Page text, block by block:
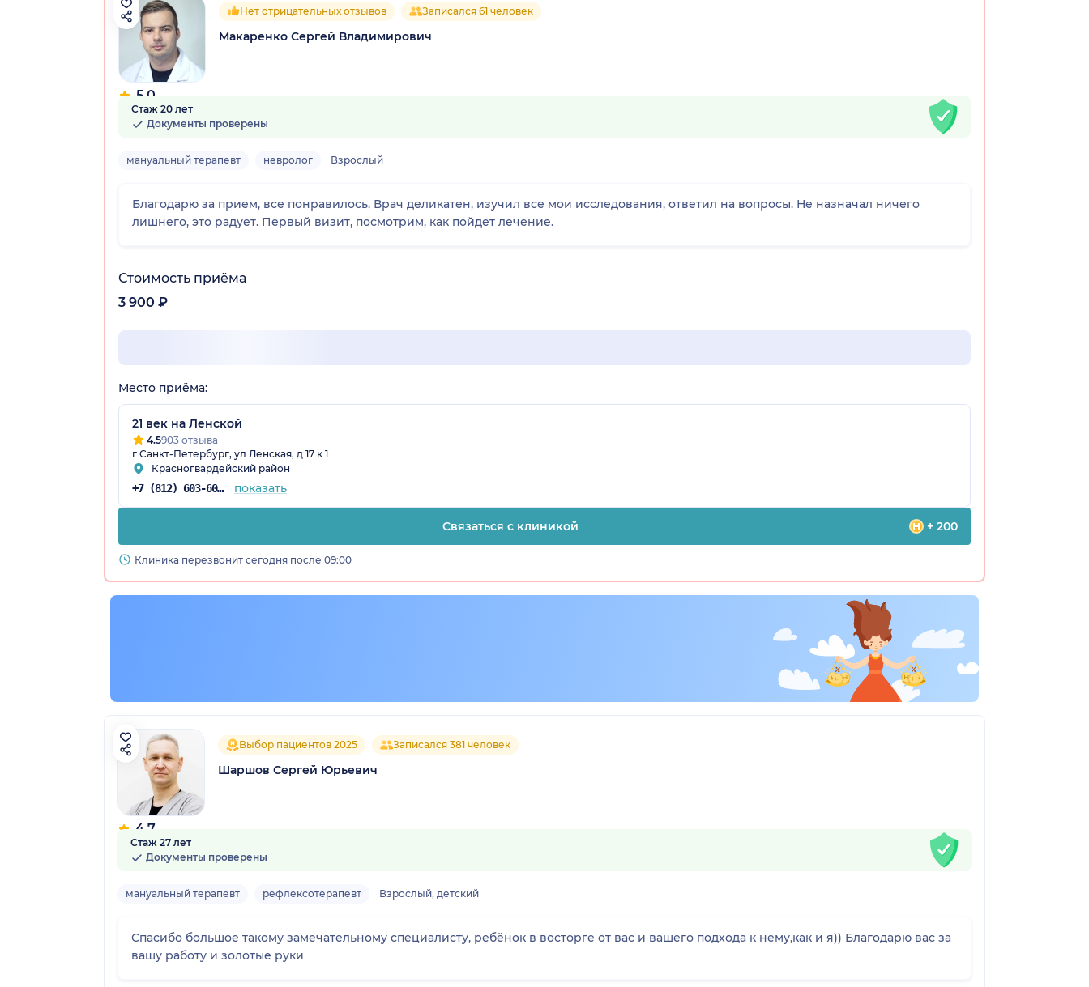
5.0
10 отзывов
Нет отрицательных отзывов Записался 61 человек
Макаренко Сергей Владимирович
Стаж 20 лет
Документы проверены
мануальный терапевт невролог Взрослый
Благодарю за прием, все понравилось. Врач деликатен, изучил все мои исследования, ответил на вопросы. Не назначал ничего
лишнего, это радует. Первый визит, посмотрим, как пойдет лечение.
Стоимость приёма
3 900 ₽
Место приёма:
21 век на Ленской
4.5903 отзыва
г Санкт-Петербург, ул Ленская, д 17 к 1
Красногвардейский район
+7 (812) 603-60-42 показать
Связаться с клиникой + 200
Клиника перезвонит сегодня после 09:00
4.7
56 отзывов
Выбор пациентов 2025 Записался 381 человек
Шаршов Сергей Юрьевич
Стаж 27 лет
Документы проверены
мануальный терапевт рефлексотерапевт Взрослый, детский
Спасибо большое такому замечательному специалисту, ребёнок в восторге от вас и вашего подхода к нему,как и я)) Благодарю вас за
вашу работу и золотые руки